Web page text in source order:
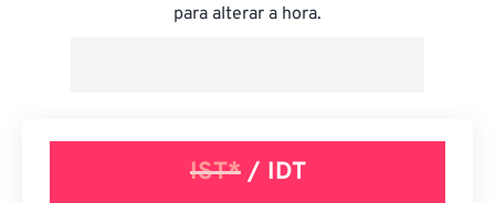
para alterar a hora.
IST*/ IDT